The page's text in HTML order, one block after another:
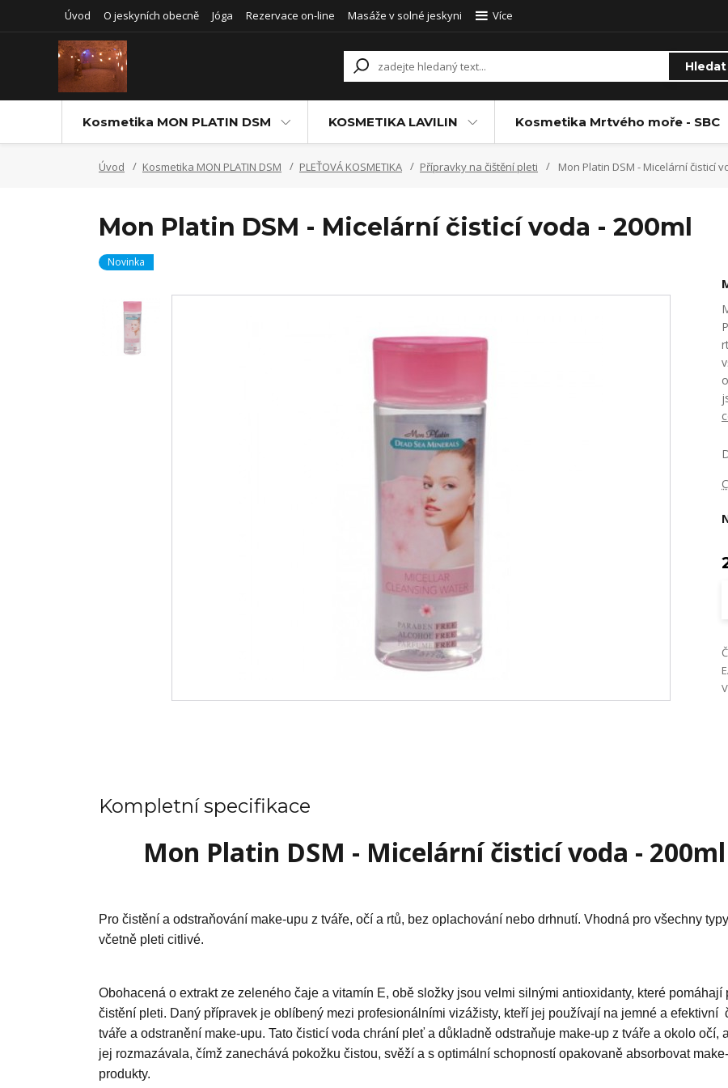
Úvod O jeskyních obecně Jóga Rezervace on-line Masáže v solné jeskyni Více
Hledat
Kosmetika MON PLATIN DSM KOSMETIKA LAVILIN Kosmetika Mrtvého moře - SBC
Úvod Kosmetika MON PLATIN DSM PLEŤOVÁ KOSMETIKA Přípravky na čištění pleti Mon Platin DSM - Micelární čisticí
Mon Platin DSM - Micelární čisticí voda - 200ml
Novinka
Kompletní specifikace
Mon Platin DSM - Micelární čisticí voda - 200ml
Pro čistění a odstraňování make-upu z tváře, očí a rtů, bez oplachování nebo drhnutí. Vhodná pro všechny
včetně pleti citlivé.
Obohacená o extrakt ze zeleného čaje a vitamín E, obě složky jsou velmi silnými antioxidanty, které pomáhají
čistění pleti. Daný přípravek je oblíbený mezi profesionálními vizážisty, kteří jej používají na jemné a efektivní
tváře a odstranění make-upu. Tato čisticí voda chrání pleť a důkladně odstraňuje make-up z tváře a okolo očí,
jej rozmazávala, čímž zanechává pokožku čistou, svěží a s optimální schopností opakovaně absorbovat
produkty.